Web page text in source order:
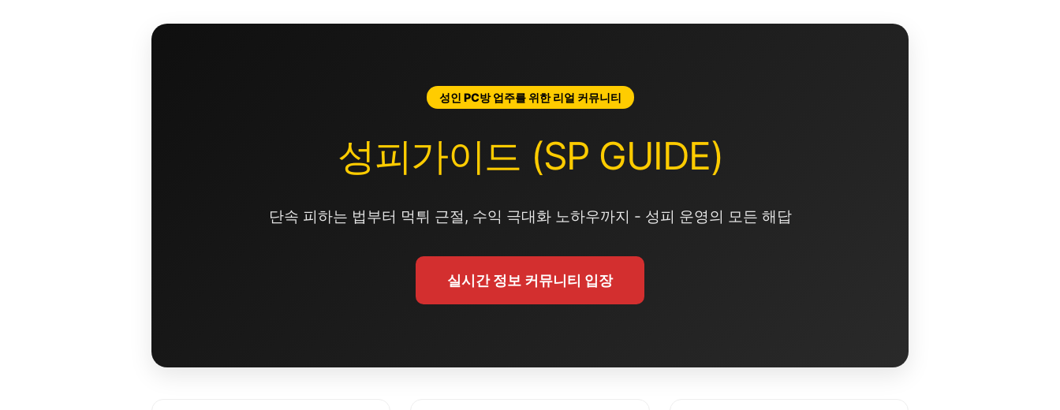
성인 PC방 업주를 위한 리얼 커뮤니티
성피가이드 (SP GUIDE)
단속 피하는 법부터 먹튀 근절, 수익 극대화 노하우까지 - 성피 운영의 모든 해답
실시간 정보 커뮤니티 입장